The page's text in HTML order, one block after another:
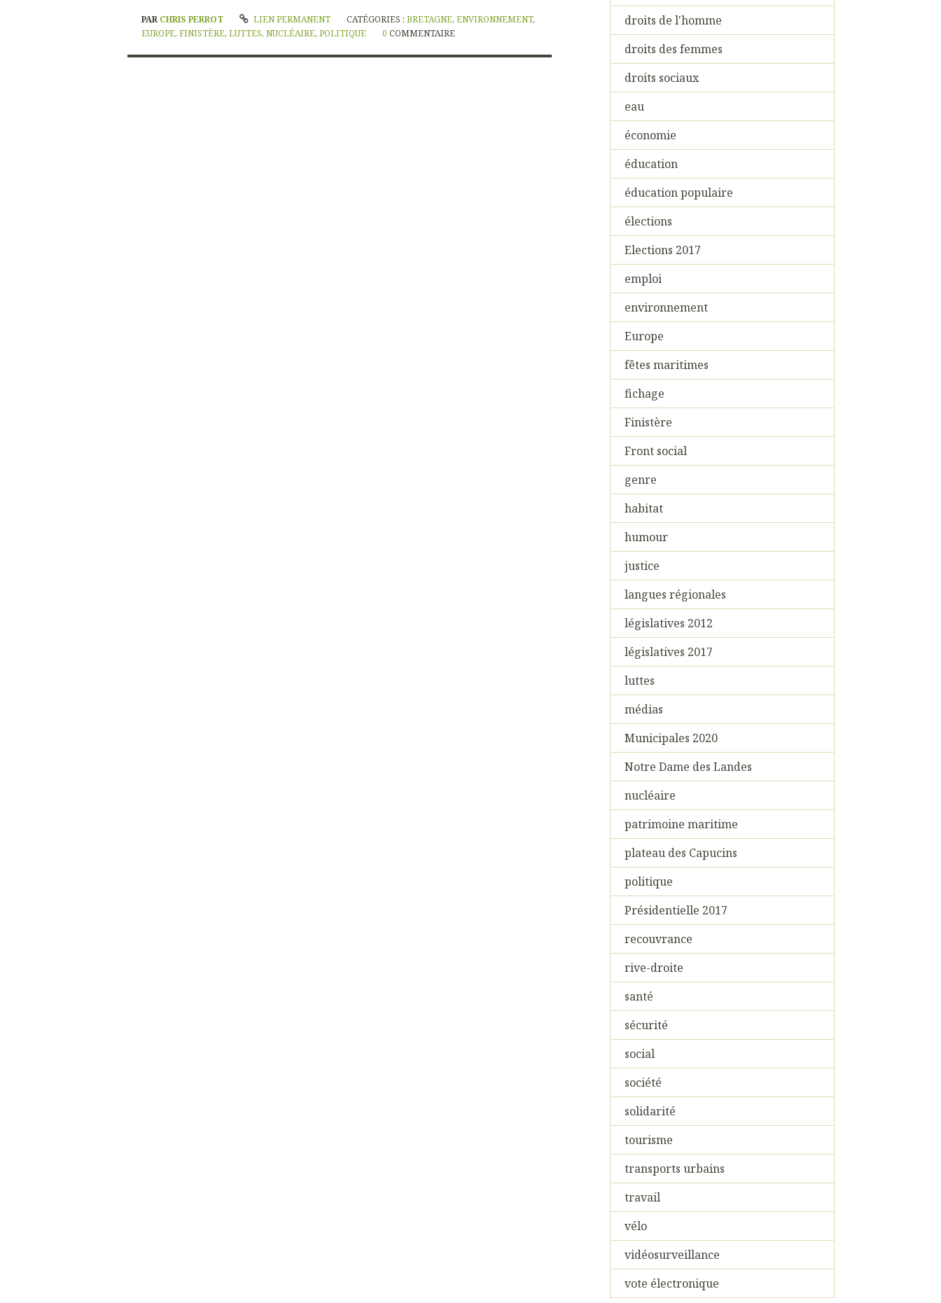
PAR CHRIS PERROT LIEN PERMANENT CATÉGORIES :BRETAGNE,ENVIRONNEMENT,
EUROPE, FINISTÈRE, LUTTES, NUCLÉAIRE, POLITIQUE 0 COMMENTAIRE
droits de l'homme
droits des femmes
droits sociaux
eau
économie
éducation
éducation populaire
élections
Elections 2017
emploi
environnement
Europe
fêtes maritimes
fichage
Finistère
Front social
genre
habitat
humour
justice
langues régionales
législatives 2012
législatives 2017
luttes
médias
Municipales 2020
Notre Dame des Landes
nucléaire
patrimoine maritime
plateau des Capucins
politique
Présidentielle 2017
recouvrance
rive-droite
santé
sécurité
social
société
solidarité
tourisme
transports urbains
travail
vélo
vidéosurveillance
vote électronique